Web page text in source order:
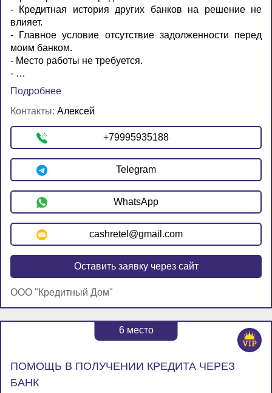
- Кредитная история других банков на решение не
влияет.
- Главное условие отсутствие задолженности перед
моим банком.
- Место работы не требуется.
- …
Подробнее
Контакты: Алексей
+79995935188
Telegram
WhatsApp
cashretel@gmail.com
Оставить заявку через сайт
ООО "Кредитный Дом"
6место
ПОМОЩЬ В ПОЛУЧЕНИИ КРЕДИТА ЧЕРЕЗ
БАНК